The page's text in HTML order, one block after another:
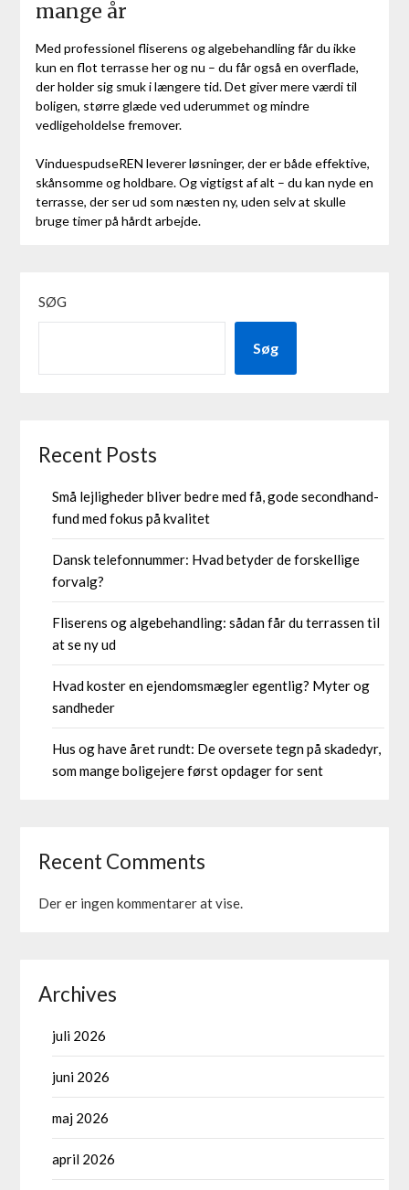
mange år
Med professionel fliserens og algebehandling får du ikke
kun en flot terrasse her og nu – du får også en overflade,
der holder sig smuk i længere tid. Det giver mere værdi til
boligen, større glæde ved uderummet og mindre
vedligeholdelse fremover.
VinduespudseREN leverer løsninger, der er både effektive,
skånsomme og holdbare. Og vigtigst af alt – du kan nyde en
terrasse, der ser ud som næsten ny, uden selv at skulle
bruge timer på hårdt arbejde.
SØG
Søg
Recent Posts
Små lejligheder bliver bedre med få, gode secondhand-
fund med fokus på kvalitet
Dansk telefonnummer: Hvad betyder de forskellige
forvalg?
Fliserens og algebehandling: sådan får du terrassen til
at se ny ud
Hvad koster en ejendomsmægler egentlig? Myter og
sandheder
Hus og have året rundt: De oversete tegn på skadedyr,
som mange boligejere først opdager for sent
Recent Comments
Der er ingen kommentarer at vise.
Archives
juli 2026
juni 2026
maj 2026
april 2026